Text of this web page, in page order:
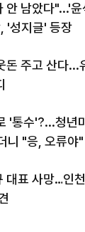
안 남았다"...'윤
'성지글' 등장
돈 주고 산다...
'통수'?...청년
니 "응, 오류야"
대표 사망…인